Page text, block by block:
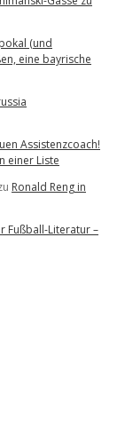
(und
eine bayrische
Assistenzcoach!
einer Liste
Ronald Reng in
Fußball-Literatur –